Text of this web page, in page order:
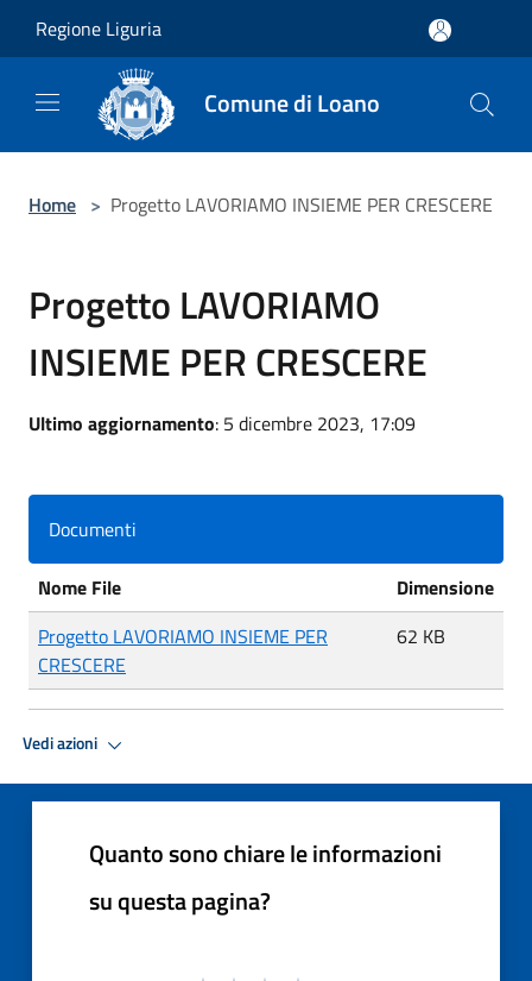
Regione Liguria
Comune di Loano
Home > Progetto LAVORIAMO INSIEME PER CRESCERE
Progetto LAVORIAMO
INSIEME PER CRESCERE
Ultimo aggiornamento: 5 dicembre 2023, 17:09
Documenti
Nome File
Dimensione
Progetto LAVORIAMO INSIEME PER
CRESCERE
62 KB
Vedi azioni
Quanto sono chiare le informazioni
su questa pagina?